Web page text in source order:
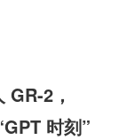
2，
时刻”